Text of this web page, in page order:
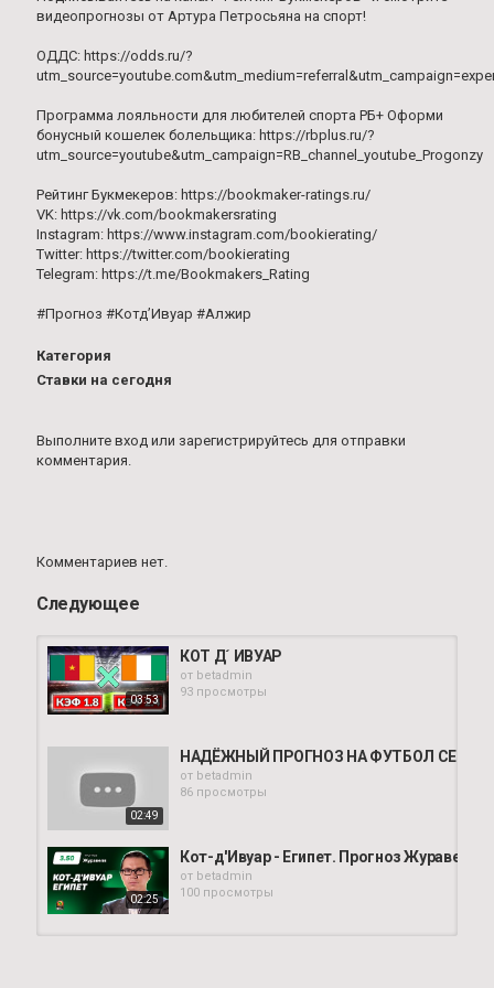
видеопрогнозы от Артура Петросьяна на спорт!
ОДДС: https://odds.ru/?
Программа лояльности для любителей спорта РБ+ Оформи
бонусный кошелек болельщика: https://rbplus.ru/?
utm_source=youtube&utm_campaign=RB_channel_youtube_Progonzy
Рейтинг Букмекеров: https://bookmaker-ratings.ru/
VK: https://vk.com/bookmakersrating
Instagram: https://www.instagram.com/bookierating/
Twitter: https://twitter.com/bookierating
Telegram: https://t.me/Bookmakers_Rating
#Прогноз #Котд’Ивуар #Алжир
Категория
Ставки на сегодня
Выполните вход или зарегистрируйтесь для отправки
комментария.
Комментариев нет.
Следующее
03:53
КОТ Д´ ИВУАР
от betadmin
93 просмотры
02:49
НАДЁЖНЫЙ ПРОГНОЗ НА ФУТБОЛ
от betadmin
86 просмотры
02:25
Кот-д'Ивуар - Египет. Прогноз Журавеля
от betadmin
100 просмотры